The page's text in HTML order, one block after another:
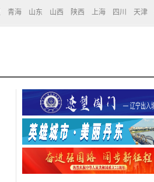
青海 山东 山西 陕西 上海 四川 天津